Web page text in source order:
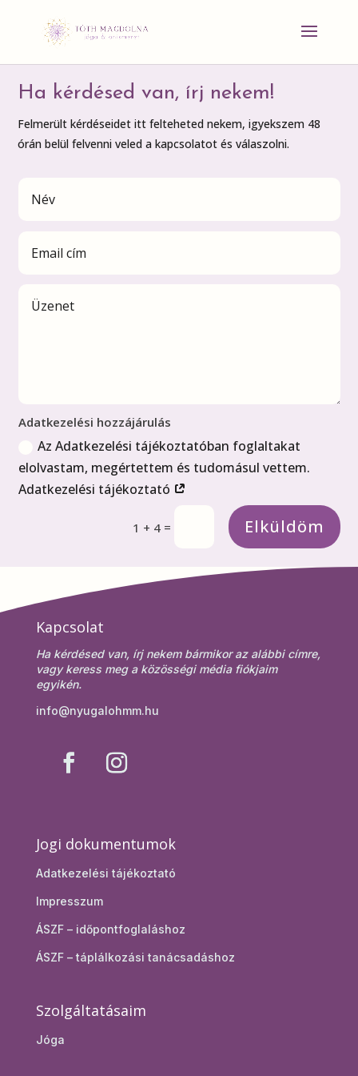
Ha kérdésed van, írj nekem!
Felmerült kérdéseidet itt felteheted nekem, igyekszem 48
órán belül felvenni veled a kapcsolatot és válaszolni.
Adatkezelési hozzájárulás
Az Adatkezelési tájékoztatóban foglaltakat
elolvastam, megértettem és tudomásul vettem.
Adatkezelési tájékoztató
1 + 4= Elküldöm
Kapcsolat
Ha kérdésed van, írj nekem bármikor az alábbi címre,
vagy keress meg a közösségi média fiókjaim
egyikén.
info@nyugalohmm.hu
Jogi dokumentumok
Adatkezelési tájékoztató
Impresszum
ÁSZF – időpontfoglaláshoz
ÁSZF – táplálkozási tanácsadáshoz
Szolgáltatásaim
Jóga